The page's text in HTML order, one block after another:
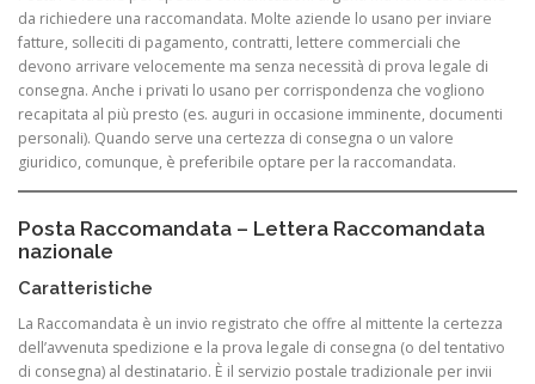
da richiedere una raccomandata. Molte aziende lo usano per inviare
fatture, solleciti di pagamento, contratti, lettere commerciali che
devono arrivare velocemente ma senza necessità di prova legale di
consegna. Anche i privati lo usano per corrispondenza che vogliono
recapitata al più presto (es. auguri in occasione imminente, documenti
personali). Quando serve una certezza di consegna o un valore
giuridico, comunque, è preferibile optare per la raccomandata.
Posta Raccomandata – Lettera Raccomandata
nazionale
Caratteristiche
La Raccomandata è un invio registrato che offre al mittente la certezza
dell’avvenuta spedizione e la prova legale di consegna (o del tentativo
di consegna) al destinatario. È il servizio postale tradizionale per invii